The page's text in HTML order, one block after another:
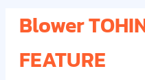
Blower
FEATURE